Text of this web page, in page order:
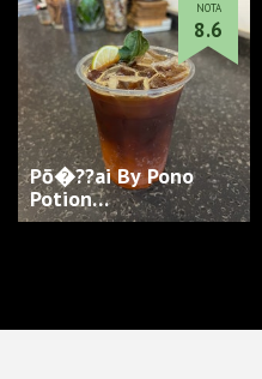
Pō�??ai By Pono
Potion…
NOTA
8.6